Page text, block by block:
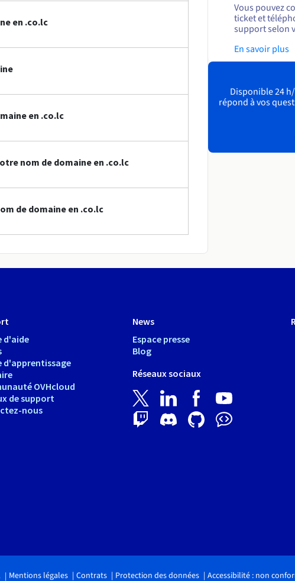
en .co.lc
en .co.lc
nom de domaine en .co.lc
de domaine en .co.lc
Vous pouvez
ticket et
support selon
En savoir plus
Disponible 24
répond à vos
d'aide
d'apprentissage
OVHcloud
de support
nous
News
Espace presse
Blog
Réseaux sociaux
Mentions légales Contrats Protection des données Accessibilité : non